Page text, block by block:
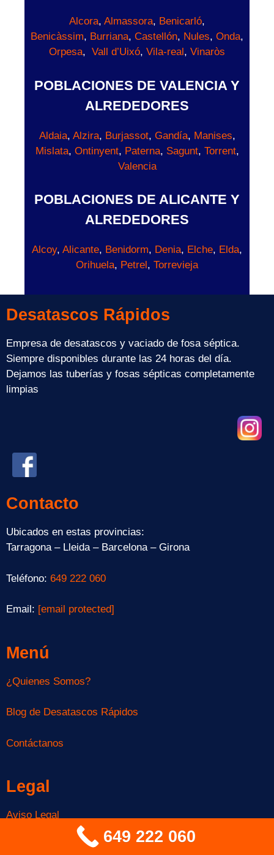
Alcora, Almassora, Benicarló,
Benicàssim, Burriana, Castellón, Nules, Onda,
Orpesa, Vall d’Uixó, Vila-real, Vinaròs
POBLACIONES DE VALENCIA Y
ALREDEDORES
Aldaia, Alzira, Burjassot, Gandía, Manises,
Mislata, Ontinyent, Paterna, Sagunt, Torrent,
Valencia
POBLACIONES DE ALICANTE Y
ALREDEDORES
Alcoy, Alicante, Benidorm, Denia, Elche, Elda,
Orihuela, Petrel, Torrevieja
Desatascos Rápidos
Empresa de desatascos y vaciado de fosa séptica.
Siempre disponibles durante las 24 horas del día.
Dejamos las tuberías y fosas sépticas completamente
limpias
Contacto
Ubicados en estas provincias:
Tarragona – Lleida – Barcelona – Girona
Teléfono: 649 222 060
Email: [email protected]
Menú
¿Quienes Somos?
Blog de Desatascos Rápidos
Contáctanos
Legal
Aviso Legal
Política de Privacidad
649 222 060